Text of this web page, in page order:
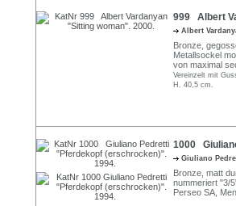
999 Albert
Albert
Bronze,
Metallsockel
von maximal
Vereinzelt mit
H. 40,5 cm.
1000
Giuliano
Bronze, matt
nummeriert "3/
Perseo SA,